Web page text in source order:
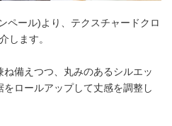
ペール)より、テクスチャードクロ
します。
備えつつ、丸みのあるシルエッ
をロールアップして丈感を調整し